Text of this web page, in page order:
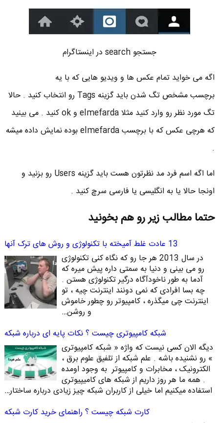
جستجو search در اینستاگرام
اگه می خواید تمام عکس ها و ویدیو هایی که با یه
برچسب مشخص تگ شدن باید گزینه Tags رو انتخاب کنید . حالا
تگ مورد نظر رو وارد کنید مثلا elmefarda و ok کنید . می بینید
که هرچی عکس که با برچسب elmefarda بوده نمایش داده میشه
.
اما اگه اسم فرد مد نظرتون هست باید گزینه Users رو بزنید و
اونجا حالا یا به انگلیسی یا فارسی سرچ کنید .
حتما مطالب زیر رو هم بخونید
13 عادت غلط آمیخته با تکنولوژی و روش های ترک آنها
در سال 2013 هر جا رو که نگاه کنی تکنولوژی
رو می بینی و دنیا به سمتی داره پیش میره که
آدما به طور ناخودآگاه درگیر تکنولوژی هستن .
چه بسا افرادی که نمی دونند اینترنت چیه ، تو
اینترنت چی میگذره ، کامپیوتر رو چطور خاموش
و روشن…
شبکه کامپیوتری چیست ؟ نکات پایه ای درباره شبکه
دیگه الان کسی نیست که واژه « شبکه کامپیوتری
» رو نشنیده باشه . علم شبکه از تلفیق علوم برق ،
الکترونیک ، مخابرات و کامپیوتر به وجود اومده
. همه ما هر روز داریم از شبکه های کامیپیوتری
استفاده میکنیم اما خیلی از کاربران شبکه چیز زیادی درباره ساختار…
کارت شبکه چیست ؟ راهنمای خرید کارت شبکه